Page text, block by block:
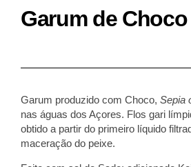
Garum de Choco
Garum produzido com Choco, Sepia
nas águas dos Açores. Flos gari
obtido a partir do primeiro líquido
maceração do peixe.